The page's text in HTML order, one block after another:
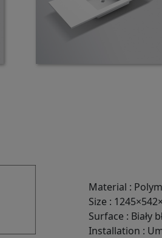
Material :
Size :
Surface : Biały
Installation :